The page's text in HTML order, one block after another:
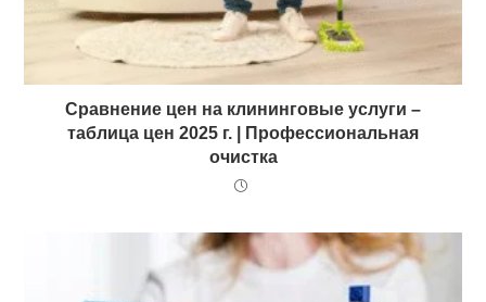
Сравнение цен на клининговые услуги –
таблица цен 2025 г. | Профессиональная
очистка